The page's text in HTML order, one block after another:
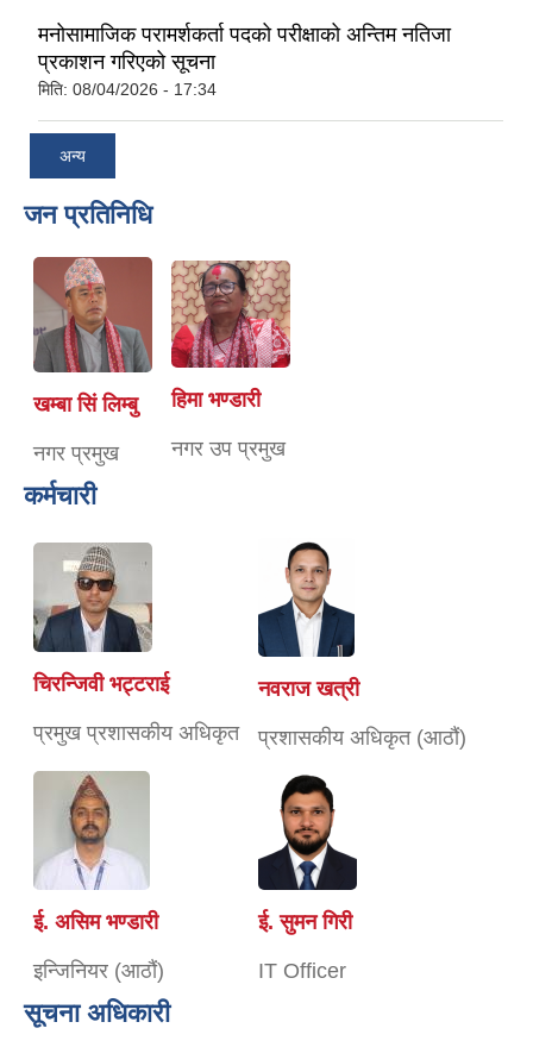
मनोसामाजिक परामर्शकर्ता पदको परीक्षाको अन्तिम नतिजा
प्रकाशन गरिएको सूचना
मिति: 08/04/2026 - 17:34
अन्य
जन प्रतिनिधि
खम्बा सिं लिम्बु
नगर प्रमुख
हिमा भण्डारी
नगर उप प्रमुख
कर्मचारी
चिरन्जिवी भट्टराई
प्रमुख प्रशासकीय अधिकृत
नवराज खत्री
प्रशासकीय अधिकृत (आठौं)
ई. असिम भण्डारी
इन्जिनियर (आठौं)
ई. सुमन गिरी
IT Officer
सूचना अधिकारी